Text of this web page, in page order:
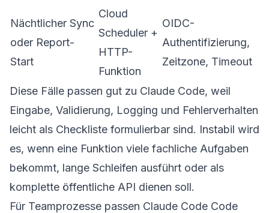
Nächtlicher Sync
oder Report-
Start
Cloud
Scheduler +
HTTP-
Funktion
OIDC-
Authentifizierung,
Zeitzone, Timeout
Diese Fälle passen gut zu Claude Code, weil
Eingabe, Validierung, Logging und Fehlerverhalten
leicht als Checkliste formulierbar sind. Instabil wird
es, wenn eine Funktion viele fachliche Aufgaben
bekommt, lange Schleifen ausführt oder als
komplette öffentliche API dienen soll.
Für Teamprozesse passen Claude Code Code